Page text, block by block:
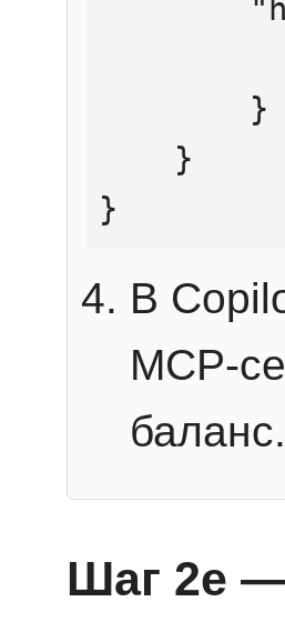
}
В
MCP-
баланс.
Шаг 2e —